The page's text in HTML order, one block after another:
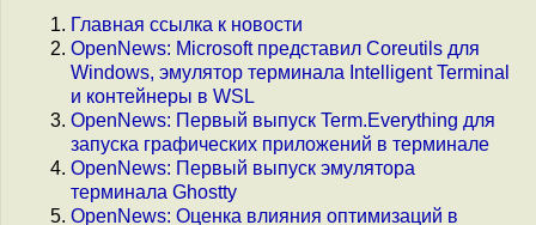
Главная ссылка к новости
OpenNews: Microsoft представил Coreutils для
Windows, эмулятор терминала Intelligent Terminal
и контейнеры в WSL
OpenNews: Первый выпуск Term.Everything для
запуска графических приложений в терминале
OpenNews: Первый выпуск эмулятора
терминала Ghostty
OpenNews: Оценка влияния оптимизаций в